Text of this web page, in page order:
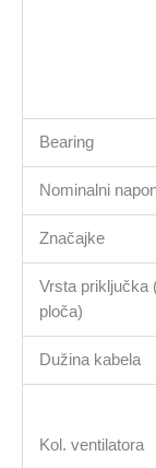
Bearing
Nominalni
Značajke
Vrsta priključka
ploča)
Dužina kabela
Kol. ventilatora